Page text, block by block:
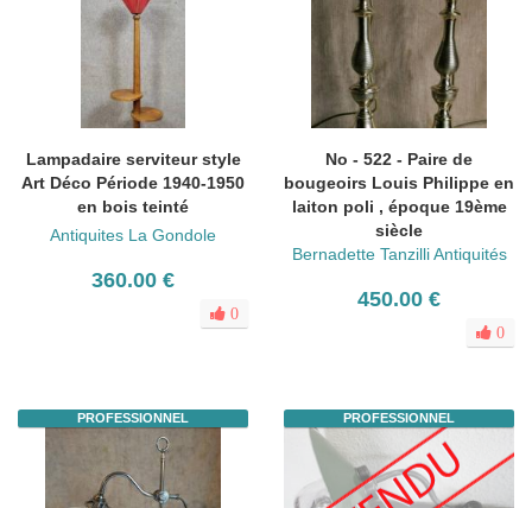
Lampadaire serviteur style
Art Déco Période 1940-1950
en bois teinté
Antiquites La Gondole
360.00 €
0
No - 522 - Paire de
bougeoirs Louis Philippe en
laiton poli , époque 19ème
siècle
Bernadette Tanzilli Antiquités
450.00 €
0
PROFESSIONNEL PROFESSIONNEL